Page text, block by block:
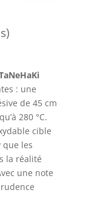
: une
de 45 cm
280 °C.
cible
que les
la réalité
une note